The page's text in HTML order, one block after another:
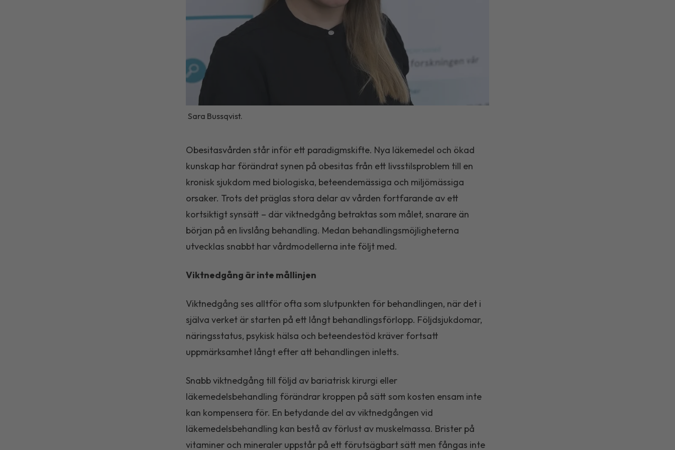
Sara Bussqvist.
Obesitasvården står inför ett paradigmskifte. Nya läkemedel och ökad
kunskap har förändrat synen på obesitas från ett livsstilsproblem till en
kronisk sjukdom med biologiska, beteendemässiga och miljömässiga
orsaker. Trots det präglas stora delar av vården fortfarande av ett
kortsiktigt synsätt – där viktnedgång betraktas som målet, snarare än
början på en livslång behandling. Medan behandlingsmöjligheterna
utvecklas snabbt har vårdmodellerna inte följt med.
Viktnedgång är inte mållinjen
Viktnedgång ses alltför ofta som slutpunkten för behandlingen, när det i
själva verket är starten på ett långt behandlingsförlopp. Följdsjukdomar,
näringsstatus, psykisk hälsa och beteendestöd kräver fortsatt
uppmärksamhet långt efter att behandlingen inletts.
Snabb viktnedgång till följd av bariatrisk kirurgi eller
läkemedelsbehandling förändrar kroppen på sätt som kosten ensam inte
kan kompensera för. En betydande del av viktnedgången vid
läkemedelsbehandling kan bestå av förlust av muskelmassa. Brister på
vitaminer och mineraler uppstår på ett förutsägbart sätt men fångas inte